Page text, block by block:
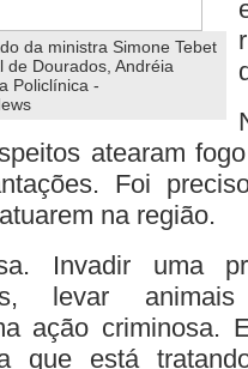
da ministra Simone Tebet
de Dourados, Andréia
Policlínica -
atearam
Foi
na região.
Invadir uma
levar
ação criminosa.
que está